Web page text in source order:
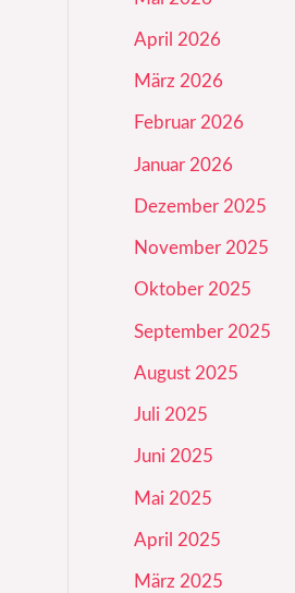
April 2026
März 2026
Februar 2026
Januar 2026
Dezember 2025
November 2025
Oktober 2025
September 2025
August 2025
Juli 2025
Juni 2025
Mai 2025
April 2025
März 2025